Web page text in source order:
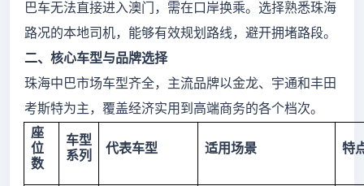
巴车无法直接进入澳门，需在口岸换乘。选择熟悉珠海
路况的本地司机，能够有效规划路线，避开拥堵路段。
二、核心车型与品牌选择
珠海中巴市场车型齐全，主流品牌以金龙、宇通和丰田
考斯特为主，覆盖经济实用到高端商务的各个档次。
座
位
数
车型
系列
代表车型 适用场景 特